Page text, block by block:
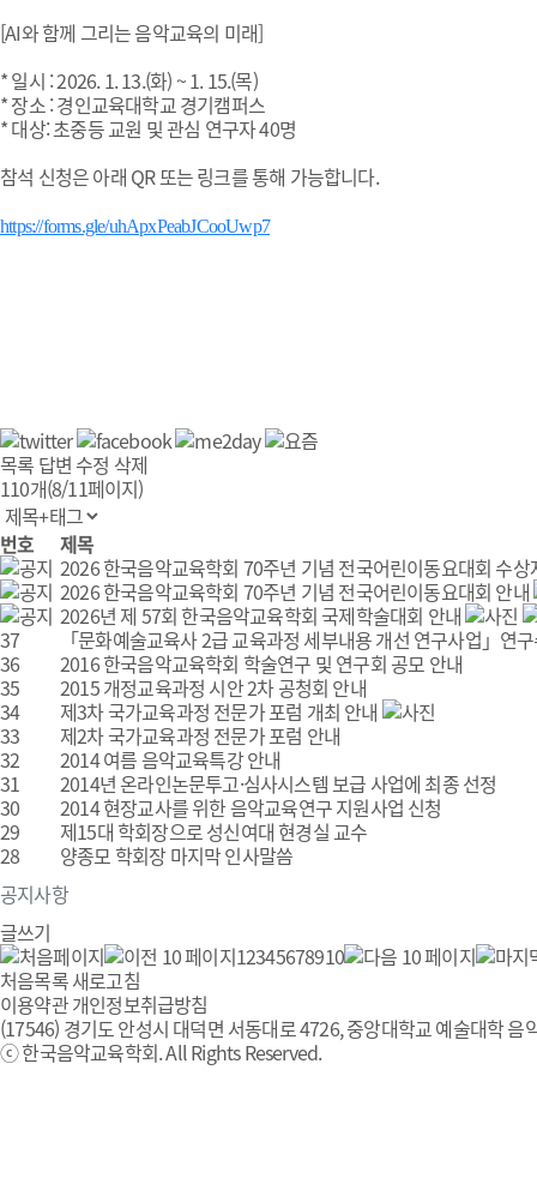
[AI와 함께 그리는 음악교육의 미래]
* 일시 : 2026. 1. 13.(화) ~ 1. 15.(목)
* 장소 : 경인교육대학교 경기캠퍼스
* 대상: 초중등 교원 및 관심 연구자 40명
참석 신청은 아래 QR 또는 링크를 통해 가능합니다.
https://forms.gle/uhApxPeabJCooUwp7
목록 답변 수정 삭제
110개(8/11페이지)
공지사항
번호
제목
2026 한국음악교육학회 70주년 기념 전국어린이동요대회 수상
2026 한국음악교육학회 70주년 기념 전국어린이동요대회 안내
2026년 제 57회 한국음악교육학회 국제학술대회 안내
37
「문화예술교육사 2급 교육과정 세부내용 개선 연구사업」연
36
2016 한국음악교육학회 학술연구 및 연구회 공모 안내
35
2015 개정교육과정 시안 2차 공청회 안내
34
제3차 국가교육과정 전문가 포럼 개최 안내
33
제2차 국가교육과정 전문가 포럼 안내
32
2014 여름 음악교육특강 안내
31
2014년 온라인논문투고·심사시스템 보급 사업에 최종 선정
30
2014 현장교사를 위한 음악교육연구 지원사업 신청
29
제15대 학회장으로 성신여대 현경실 교수
28
양종모 학회장 마지막 인사말씀
글쓰기
12345678910
처음목록새로고침
이용약관개인정보취급방침
(17546) 경기도 안성시 대덕면 서동대로 4726, 중앙대학교 예술대학 음
ⓒ 한국음악교육학회. All Rights Reserved.